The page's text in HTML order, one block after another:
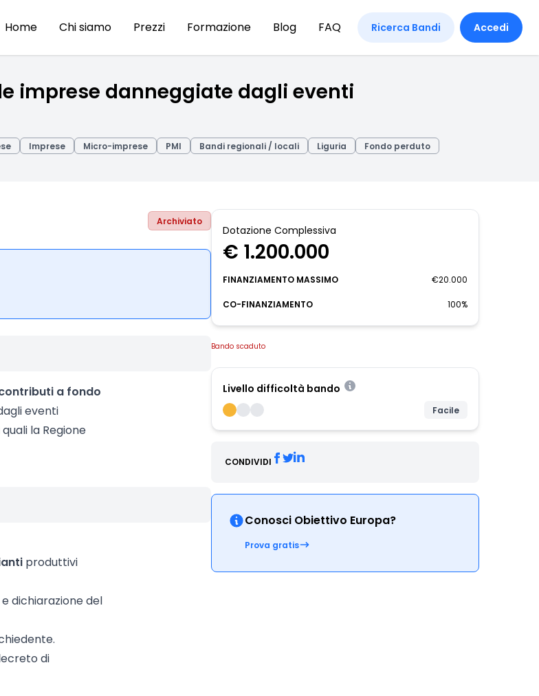
Home Chi siamo Prezzi Formazione Blog FAQ Ricerca Bandi Accedi
imprese danneggiate dagli eventi
Imprese Micro-imprese PMI Bandi regionali / locali Liguria Fondo perduto
Archiviato
a fondo
eventi
la Regione
produttivi
dichiarazione del
di
Dotazione Complessiva
€ 1.200.000
FINANZIAMENTO MASSIMO €20.000
CO-FINANZIAMENTO 100%
Bando scaduto
Livello difficoltà bando
Facile
CONDIVIDI
Conosci Obiettivo Europa?
Prova gratis